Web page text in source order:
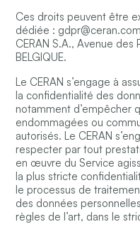
Ces droits peuvent être
dédiée : gdpr@ceran.com
CERAN S.A., Avenue
BELGIQUE.
Le CERAN s’engage à
la confidentialité des
notamment d’empêcher
endommagées ou
autorisés. Le CERAN
respecter par tout
en œuvre du Service
la plus stricte
le processus de
des données
règles de l’art, dans le